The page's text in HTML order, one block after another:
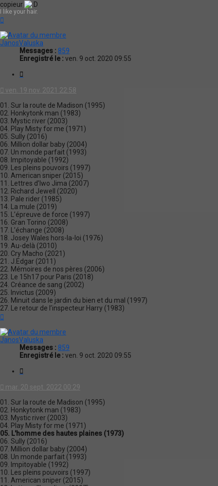
copieur
I like your hair.
JanosValuska
Messages : 859
Enregistré le : ven. 9 oct. 2020 09:55
ven. 19 nov. 2021 22:58
01. Sur la route de Madison (1995)
02. Honkytonk man (1983)
03. Mystic river (2003)
04. Play Misty for me (1971)
05. Sully (2016)
06. Million dollar baby (2004)
07. Un monde parfait (1993)
08. Impitoyable (1992)
09. Les pleins pouvoirs (1997)
10. American sniper (2015)
11. Lettres d’Iwo Jima (2007)
12. Richard Jewell (2020)
13. Pale rider (1985)
14. La mule (2019)
15. L’épreuve de force (1997)
16. Gran Torino (2008)
17. L’échange (2008)
18. Josey Wales hors-la-loi (1976)
19. Au-delà (2010)
20. Cry Macho (2021)
21. J.Edgar (2011)
22. Mémoires de nos pères (2006)
23. Le 15h17 pour Paris (2018)
24. Créance de sang (2002)
25. Invictus (2009)
26. Minuit dans le jardin du bien et du mal (1997)
27. Le retour de l’inspecteur Harry (1983)
JanosValuska
Messages : 859
Enregistré le : ven. 9 oct. 2020 09:55
mar. 20 sept. 2022 00:29
01. Sur la route de Madison (1995)
02. Honkytonk man (1983)
03. Mystic river (2003)
04. Play Misty for me (1971)
05. L'homme des hautes plaines (1973)
06. Sully (2016)
07. Million dollar baby (2004)
08. Un monde parfait (1993)
09. Impitoyable (1992)
10. Les pleins pouvoirs (1997)
11. American sniper (2015)